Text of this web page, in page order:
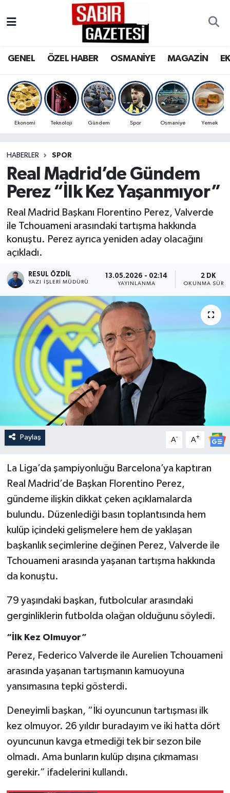
GENEL ÖZEL HABER OSMANİYE MAGAZİN
Ekonomi Teknoloji Gündem Spor Osmaniye Yemek
HABERLER SPOR
Real Madrid’de Gündem
Perez “İlk Kez Yaşanmıyor”
Real Madrid Başkanı Florentino Perez, Valverde
ile Tchouameni arasındaki tartışma hakkında
konuştu. Perez ayrıca yeniden aday olacağını
açıkladı.
RESUL ÖZDIL
YAZI İŞLERI MÜDÜRÜ
13.05.2026 - 02:14
YAYINLANMA
2 DK
OKUNMA
Paylaş A- A+
La Liga’da şampiyonluğu Barcelona’ya kaptıran
Real Madrid’de Başkan Florentino Perez,
gündeme ilişkin dikkat çeken açıklamalarda
bulundu. Düzenlediği basın toplantısında hem
kulüp içindeki gelişmelere hem de yaklaşan
başkanlık seçimlerine değinen Perez, Valverde ile
Tchouameni arasında yaşanan tartışma hakkında
da konuştu.
79 yaşındaki başkan, futbolcular arasındaki
gerginliklerin futbolda olağan olduğunu söyledi.
“İlk Kez Olmuyor”
Perez, Federico Valverde ile Aurelien Tchouameni
arasında yaşanan tartışmanın kamuoyuna
yansımasına tepki gösterdi.
Deneyimli başkan, “İki oyuncunun tartışması ilk
kez olmuyor. 26 yıldır buradayım ve iki hatta dört
oyuncunun kavga etmediği tek bir sezon bile
olmadı. Ama bunların kulüp dışına çıkmaması
gerekir.” ifadelerini kullandı.
OSMANİYE
MAGAZİN
SPOR
RESMİ İLANLAR
Osmaniye Nöbetçi Eczaneler
Osmaniye Trafik Yoğunluk Haritası
Süper Lig Puan Durumu ve Fikstür
Son Dakika Haberleri
Haber Arşivi